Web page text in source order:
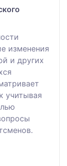
изменения
и других
учитывая